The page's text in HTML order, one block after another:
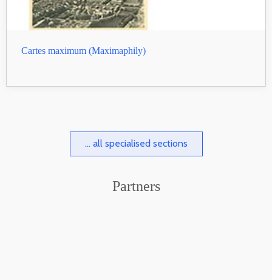
Cartes maximum (Maximaphily)
... all specialised sections
Partners